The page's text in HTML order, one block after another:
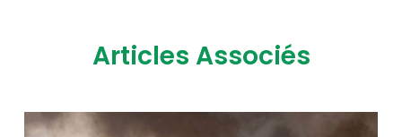
Articles Associés